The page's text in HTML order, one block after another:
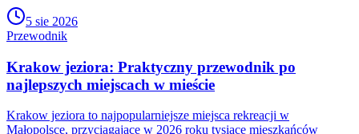
5 sie 2026
Przewodnik
Krakow jeziora: Praktyczny przewodnik po
najlepszych miejscach w mieście
Krakow jeziora to najpopularniejsze miejsca rekreacji w
Małopolsce, przyciągające w 2026 roku tysiące mieszkańców